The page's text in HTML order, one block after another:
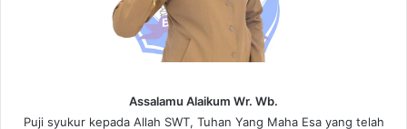
Assalamu Alaikum Wr. Wb.
Puji syukur kepada Allah SWT, Tuhan Yang Maha Esa yang telah